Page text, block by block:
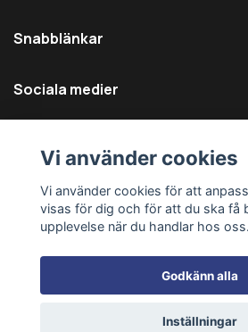
Snabblänkar
Sociala medier
© 2026 Däckmästarna - Alla
Vi använder cookies
Vi använder cookies för att
visas för dig och för att du ska få
upplevelse när du handlar hos oss.
Godkänn alla
Inställningar